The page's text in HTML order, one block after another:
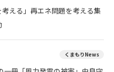
える」再エネ問題を考える集
くまもりNews